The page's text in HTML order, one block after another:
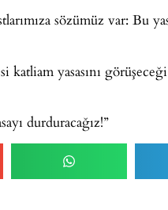
sözümüz var: Bu
katliam yasasını
durduracağız!”